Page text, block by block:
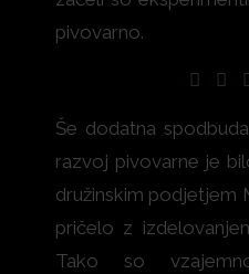
pivovarno.
Še dodatna
razvoj pivovarne je
družinskim podjetjem
pričelo z
Tako so